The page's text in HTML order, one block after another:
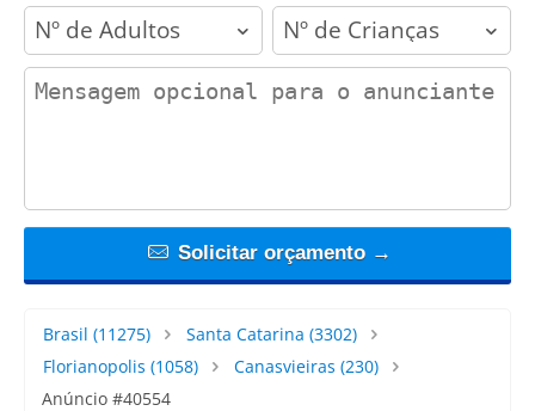
adults children
contact_message
Solicitar orçamento →
Brasil (11275) Santa Catarina (3302)
Florianopolis (1058) Canasvieiras (230)
Anúncio #40554